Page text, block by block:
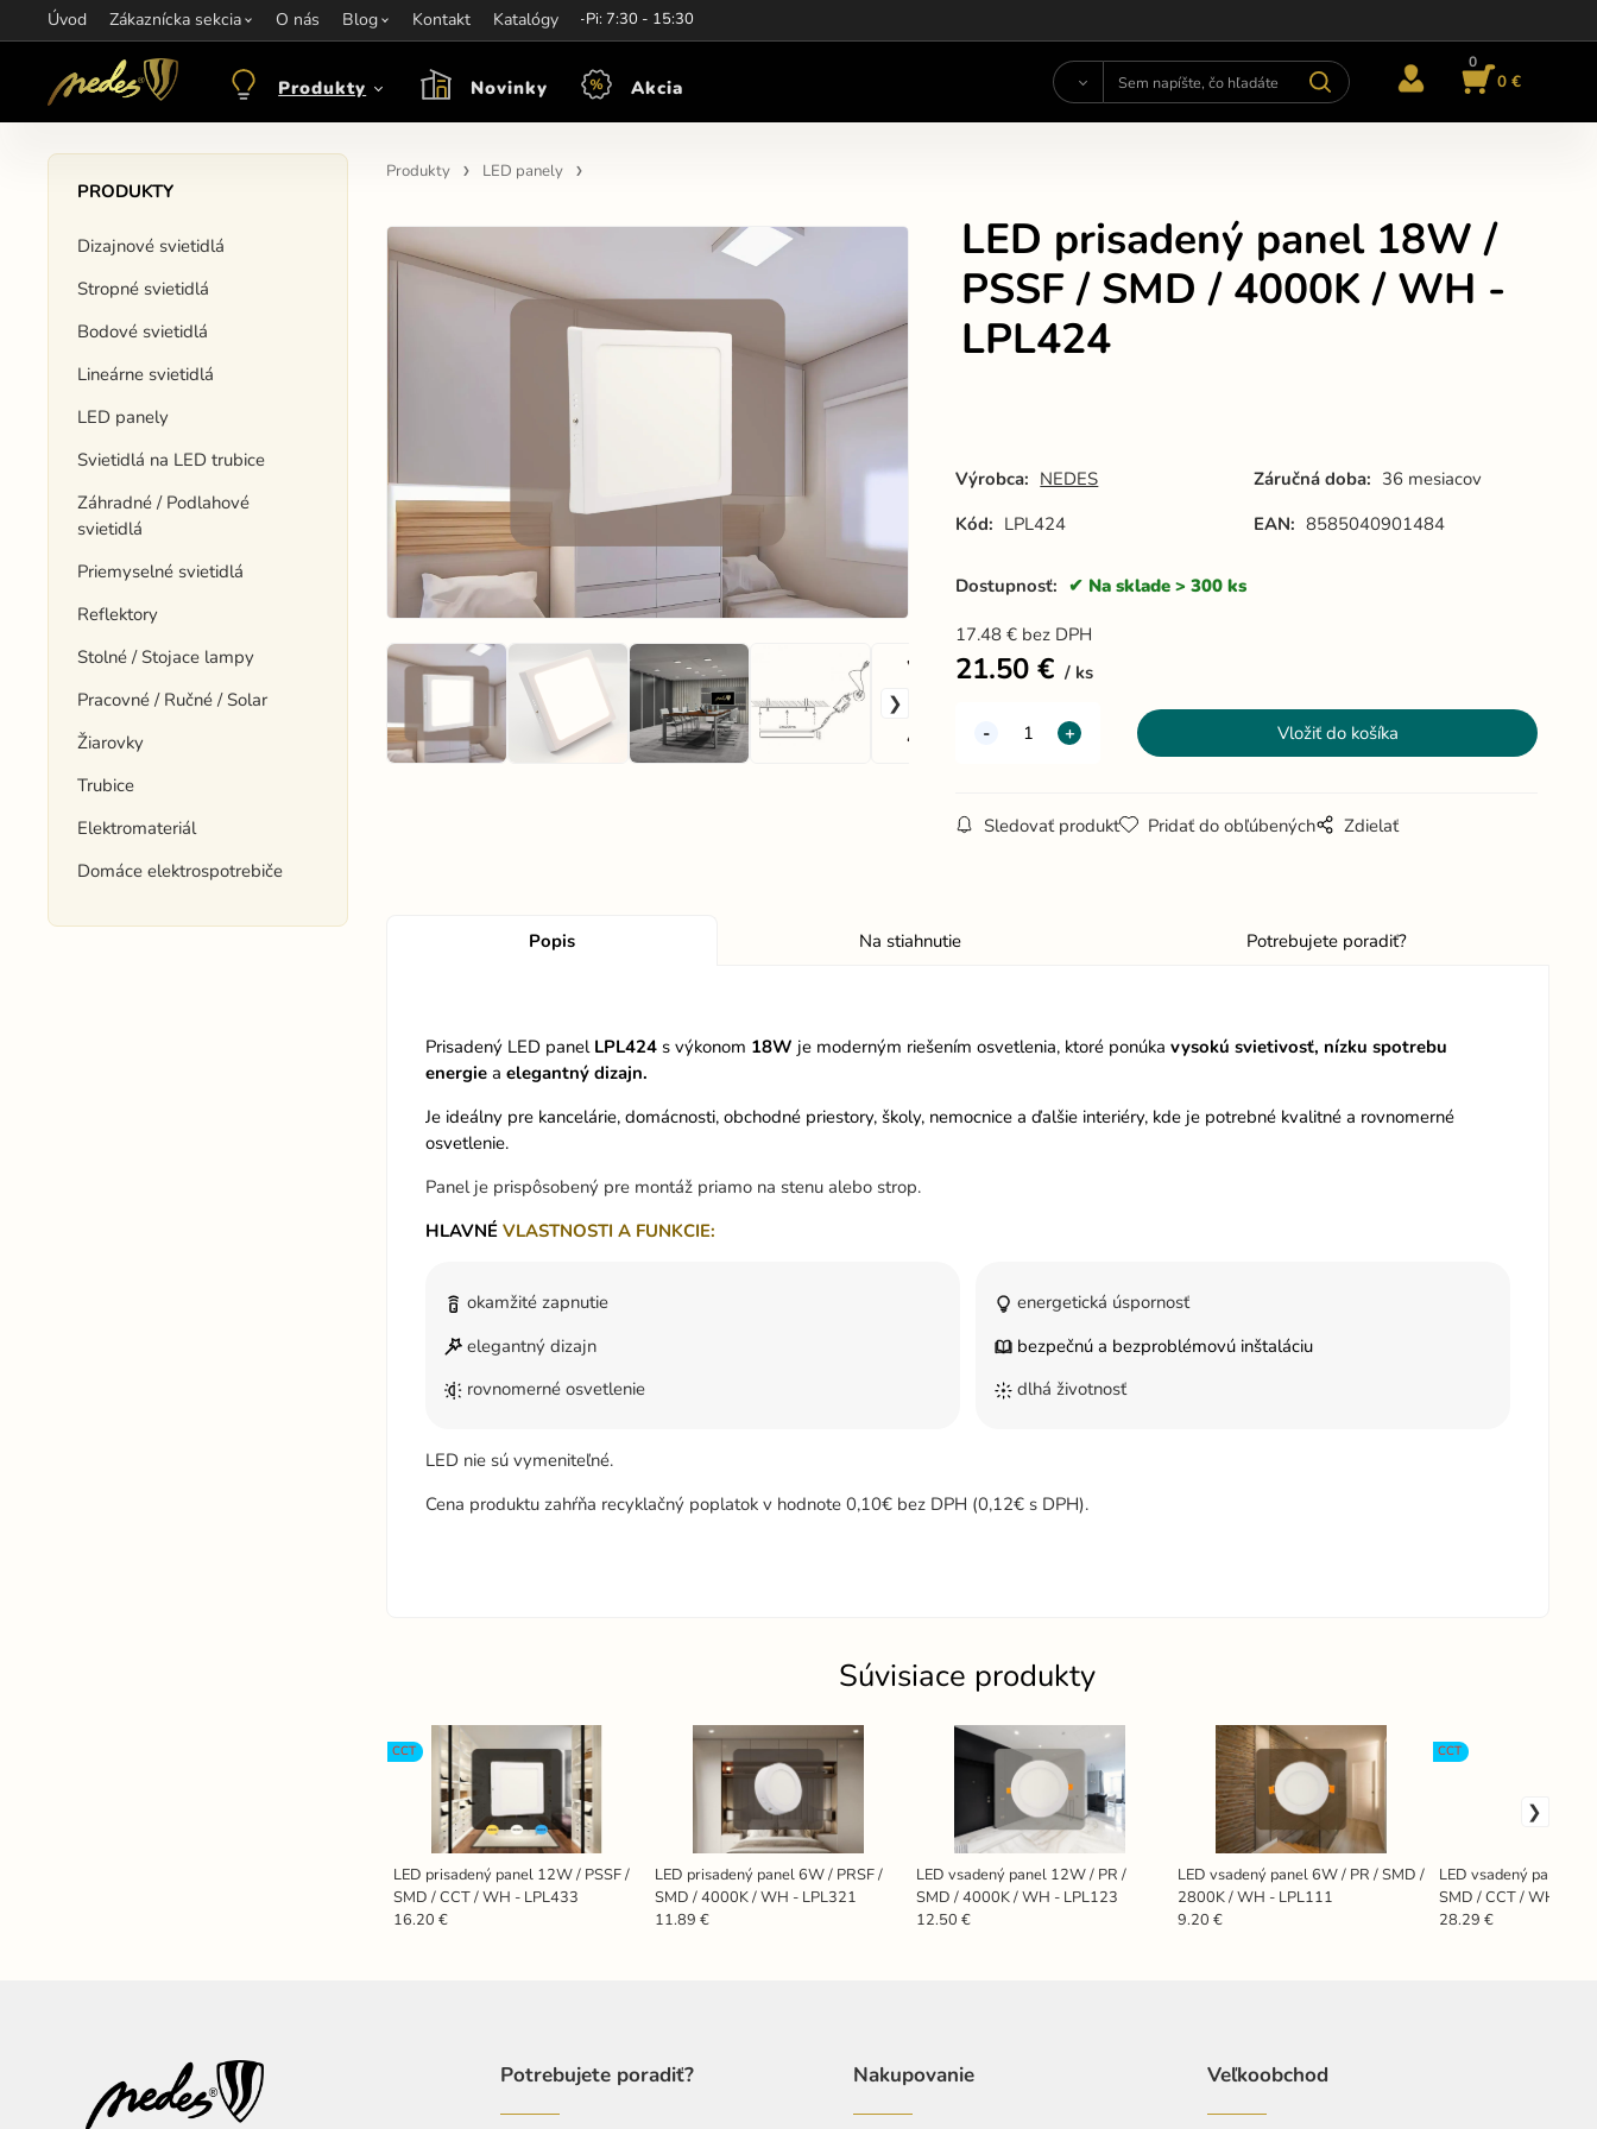
Úvod Zákaznícka sekcia O nás Blog Kontakt Katalógy
Informácie:info@nedes.sk Kontakt:+421 907 263 473Otváracie hodiny: Po-Pi: 7:30 - 15:30
Produkty Novinky Akcia
0
0 €
PRODUKTY
Dizajnové svietidlá
Stropné svietidlá
Bodové svietidlá
Lineárne svietidlá
LED panely
Svietidlá na LED trubice
Záhradné / Podlahové
svietidlá
Priemyselné svietidlá
Reflektory
Stolné / Stojace lampy
Pracovné / Ručné / Solar
Žiarovky
Trubice
Elektromateriál
Domáce elektrospotrebiče
Produkty LED panely
LED prisadený panel 18W /
PSSF / SMD / 4000K / WH -
LPL424
Výrobca: NEDES Záručná doba: 36 mesiacov
Kód: LPL424 EAN: 8585040901484
Dostupnosť: Na sklade > 300 ks
17.48 € bez DPH
21.50 € ks
Sledovať produkt Pridať do obľúbených Zdielať
Popis Na stiahnutie Potrebujete poradiť?
Prisadený LED panel LPL424 s výkonom 18W je moderným riešením osvetlenia, ktoré ponúka vysokú svietivosť, nízku spotrebu
energiea elegantný dizajn.
Je ideálny pre kancelárie, domácnosti, obchodné priestory, školy, nemocnice a ďalšie interiéry, kde je potrebné kvalitné a rovnomerné
osvetlenie.
Panel je prispôsobený pre montáž priamo na stenu alebo strop.
HLAVNÉ VLASTNOSTI A FUNKCIE:
okamžité zapnutie
elegantný dizajn
rovnomerné osvetlenie
energetická úspornosť
bezpečnú a bezproblémovú inštaláciu
dlhá životnosť
LED nie sú vymeniteľné.
Cena produktu zahŕňa recyklačný poplatok v hodnote 0,10€ bez DPH (0,12€ s DPH).
Súvisiace produkty
LED prisadený panel 12W / PSSF /
SMD / CCT / WH - LPL433
CCT
16.20 €
LED prisadený panel 6W / PRSF /
SMD / 4000K / WH - LPL321
11.89 €
LED vsadený panel 12W / PR /
SMD / 4000K / WH - LPL123
12.50 €
LED vsadený panel 6W / PR / SMD /
2800K / WH - LPL111
9.20 €
LED vsadený panel
SMD / CCT / WH -
CCT
28.29 €
Potrebujete poradiť? Nakupovanie Veľkoobchod